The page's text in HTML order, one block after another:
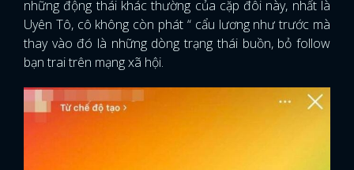
những động thái khác thường của cặp đôi này, nhất là
Uyên Tô, cô không còn phát “ cẩu lương như trước mà
thay vào đó là những dòng trạng thái buồn, bỏ follow
bạn trai trên mạng xã hội.